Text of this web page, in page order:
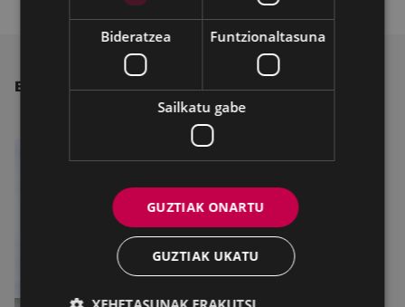
BESTE ALBISTE BATZUK
Bideratzea Funtzionaltasuna
Sailkatu gabe
GUZTIAK ONARTU
GUZTIAK UKATU